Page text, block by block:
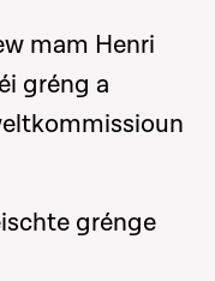
mam Henri
gréng a
grénge